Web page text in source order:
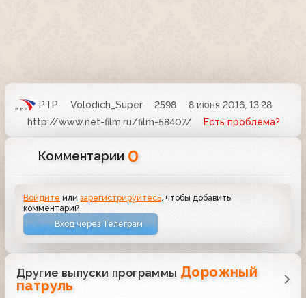
РТР Volodich_Super 2598
8 июня 2016, 13:28
http://www.net-film.ru/film-58407/
Есть проблема?
Комментарии 0
Войдите илизарегистрируйтесь , чтобы добавить
комментарий
Вход через Телеграм
Другие выпуски программы Дорожный
патруль